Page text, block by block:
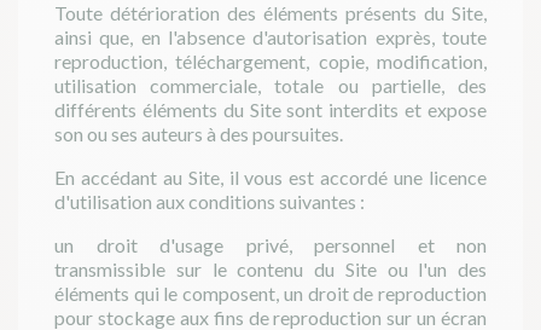
Toute détérioration des éléments présents du Site,
ainsi que, en l'absence d'autorisation exprès, toute
reproduction, téléchargement, copie, modification,
utilisation commerciale, totale ou partielle, des
différents éléments du Site sont interdits et expose
son ou ses auteurs à des poursuites.
En accédant au Site, il vous est accordé une licence
d'utilisation aux conditions suivantes :
un droit d'usage privé, personnel et non
transmissible sur le contenu du Site ou l'un des
éléments qui le composent, un droit de reproduction
pour stockage aux fins de reproduction sur un écran